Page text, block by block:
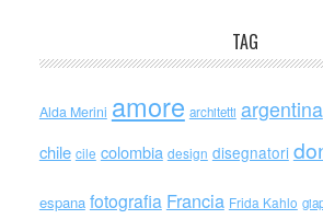
TAG
Alda Merini amore architetti argentina
chile cile colombia design disegnatori
espana fotografia Francia Frida Kahlo